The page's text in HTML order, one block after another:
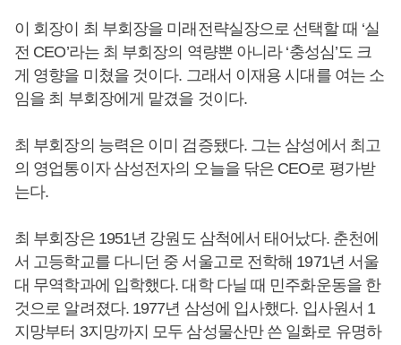
이 회장이 최 부회장을 미래전략실장으로 선택할 때 ‘실
전 CEO’라는 최 부회장의 역량뿐 아니라 ‘충성심’도 크
게 영향을 미쳤을 것이다. 그래서 이재용 시대를 여는 소
임을 최 부회장에게 맡겼을 것이다.
최 부회장의 능력은 이미 검증됐다. 그는 삼성에서 최고
의 영업통이자 삼성전자의 오늘을 닦은 CEO로 평가받
는다.
최 부회장은 1951년 강원도 삼척에서 태어났다. 춘천에
서 고등학교를 다니던 중 서울고로 전학해 1971년 서울
대 무역학과에 입학했다. 대학 다닐 때 민주화운동을 한
것으로 알려졌다. 1977년 삼성에 입사했다. 입사원서 1
지망부터 3지망까지 모두 삼성물산만 쓴 일화로 유명하